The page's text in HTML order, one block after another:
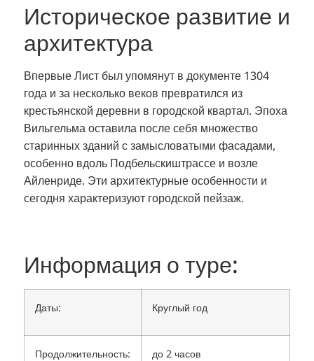
Историческое развитие и
архитектура
Впервые Лист был упомянут в документе 1304
года и за несколько веков превратился из
крестьянской деревни в городской квартал. Эпоха
Вильгельма оставила после себя множество
старинных зданий с замысловатыми фасадами,
особенно вдоль Подбельскиштрассе и возле
Айленриде. Эти архитектурные особенности и
сегодня характеризуют городской пейзаж.
Информация о туре:
Даты: Круглый год
Продолжительность: до 2 часов